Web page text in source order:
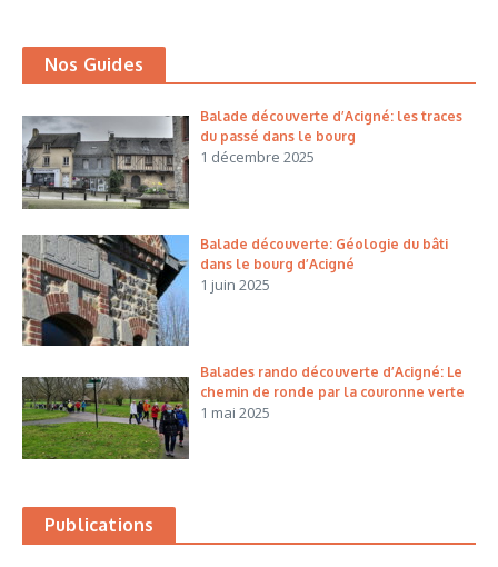
Nos Guides
Balade découverte d’Acigné: les traces
du passé dans le bourg
1 décembre 2025
Balade découverte: Géologie du bâti
dans le bourg d’Acigné
1 juin 2025
Balades rando découverte d’Acigné: Le
chemin de ronde par la couronne verte
1 mai 2025
Publications